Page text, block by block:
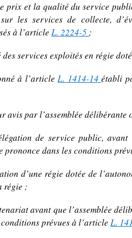
prix et la qualité du service
sur les services de collecte,
à l’article L. 2224-5 ;
services exploités en régie
à l’articleL. 1414-14établi
avis par l’assemblée
de service public, avant
prononce dans les conditions
d’une régie dotée de
régie ;
avant que l’assemblée
prévues à l’article L.